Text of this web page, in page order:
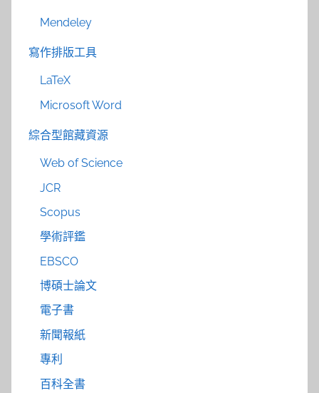
Mendeley
寫作排版工具
LaTeX
Microsoft Word
綜合型館藏資源
Web of Science
JCR
Scopus
學術評鑑
EBSCO
博碩士論文
電子書
新聞報紙
專利
百科全書